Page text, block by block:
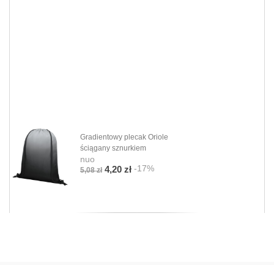
Gradientowy plecak Oriole
ściągany sznurkiem
nuo
5,08 zł 4,20 zł -17%